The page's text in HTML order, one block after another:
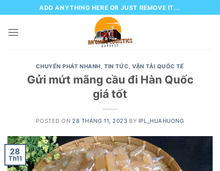
to
content
ADD ANYTHING HERE OR JUST REMOVE IT...
CHUYỂN PHÁT NHANH,TIN TỨC,VẬN TẢI QUỐC TẾ
Gửi mứt mãng cầu đi Hàn Quốc
giá tốt
POSTED ON 28 THÁNG 11, 2023 BY IPL_HUAHUONG
28
Th11